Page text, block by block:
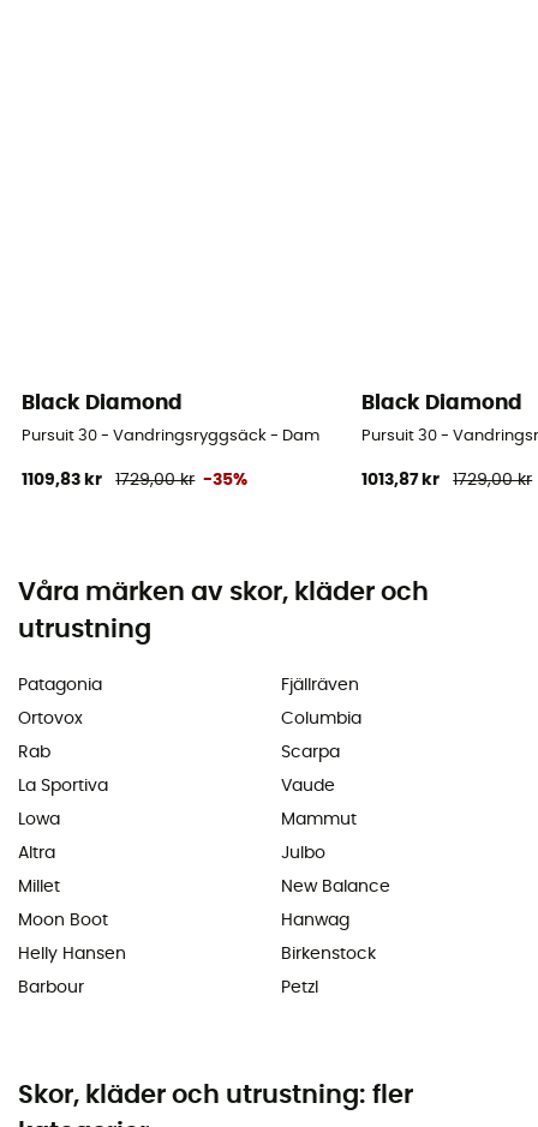
Black Diamond
Pursuit 30 - Vandringsryggsäck - Dam
1109,83 kr 1729,00 kr -35%
Black Diamond
Pursuit 30 -
1013,87 kr 1729,00 kr
Våra märken av skor, kläder och
utrustning
Patagonia
Ortovox
Rab
La Sportiva
Lowa
Altra
Millet
Moon Boot
Helly Hansen
Barbour
Fjällräven
Columbia
Scarpa
Vaude
Mammut
Julbo
New Balance
Hanwag
Birkenstock
Petzl
Skor, kläder och utrustning: fler